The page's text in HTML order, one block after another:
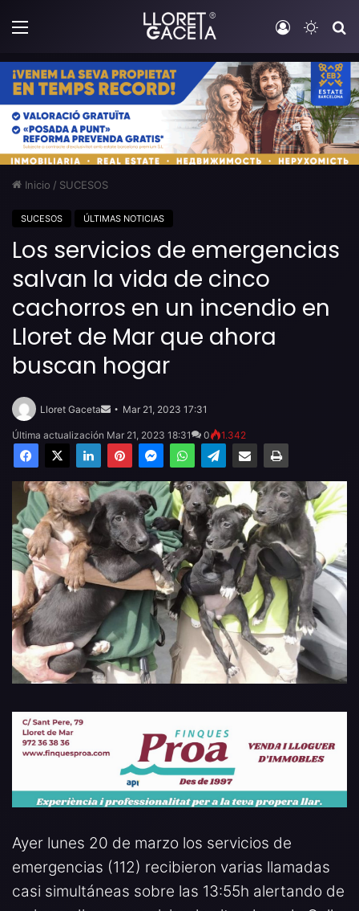
Menú Iniciar
Inicio / SUCESOS
SUCESOS ÚLTIMAS NOTICIAS
Los servicios de emergencias
salvan la vida de cinco
cachorros en un incendio en
Lloret de Mar que ahora
buscan hogar
Lloret Gaceta
email
Mar 21, 2023 17:31
Última actualización Mar 21, 2023 18:31 0 1.342
Facebook
X LinkedInPinterestMessengerWhatsAppTelegramCompartir por email Imprimir
Ayer lunes 20 de marzo los servicios de
emergencias (112) recibieron varias llamadas
casi simultáneas sobre las 13:55h alertando de